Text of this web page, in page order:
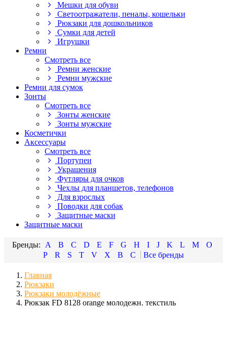
Мешки для обуви
Светоотражатели, пеналы, кошельки
Рюкзаки для дошкольников
Сумки для детей
Игрушки
Ремни
Смотреть все
Ремни женские
Ремни мужские
Ремни для сумок
Зонты
Смотреть все
Зонты женские
Зонты мужские
Косметички
Аксессуары
Смотреть все
Портупеи
Украшения
Футляры для очков
Чехлы для планшетов, телефонов
Для взрослых
Поводки для собак
Защитные маски
Защитные маски
A B C D E F G H I J K L M
O
P
R S T V X В С
Главная
Рюкзаки
Рюкзаки молодёжные
Рюкзак FD 8128 orange молодежн. текстиль